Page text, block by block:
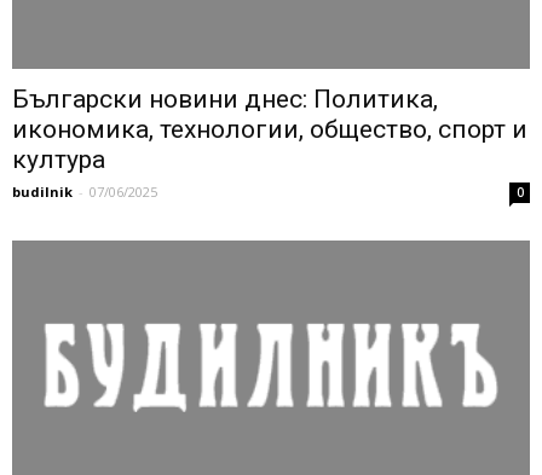
Български новини днес: Политика,
икономика, технологии, общество, спорт и
култура
budilnik - 07/06/2025 0